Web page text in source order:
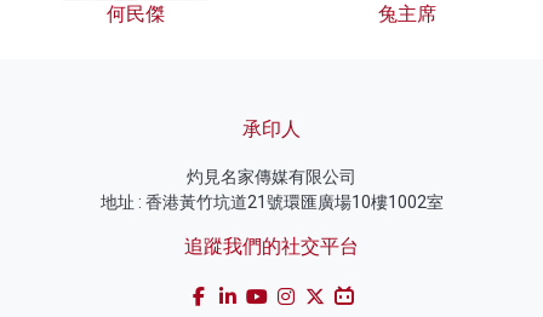
何民傑 兔主席
承印人
灼見名家傳媒有限公司
地址 : 香港黃竹坑道21號環匯廣場10樓1002室
追蹤我們的社交平台